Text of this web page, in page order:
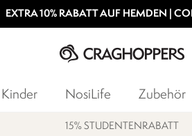
EXTRA 10% RABATT AUF HEMDEN |
Kinder NosiLife Zubehör
15% STUDENTENRABATT